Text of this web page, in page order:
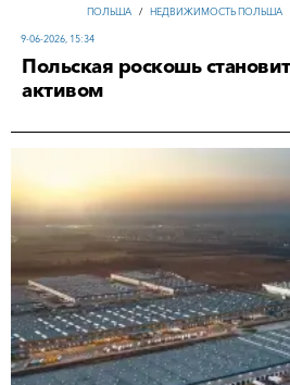
ПОЛЬША / НЕДВИЖИМОСТЬ ПОЛЬША
9-06-2026, 15:34
Польская роскошь
активом